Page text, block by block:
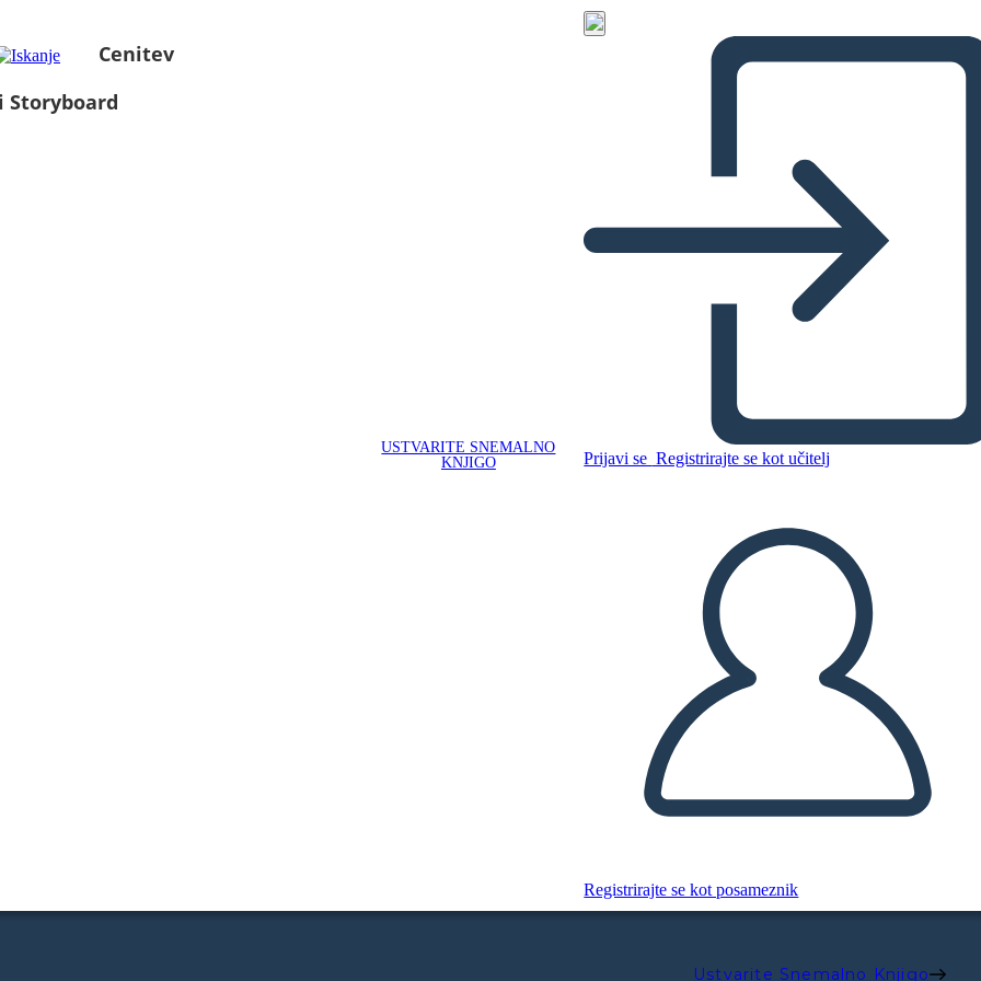
Cenitev
Storyboard
USTVARITE SNEMALNO
KNJIGO
Prijavi se Registrirajte se kot učitelj
Registrirajte se kot posameznik
Ustvarite Snemalno Knjigo